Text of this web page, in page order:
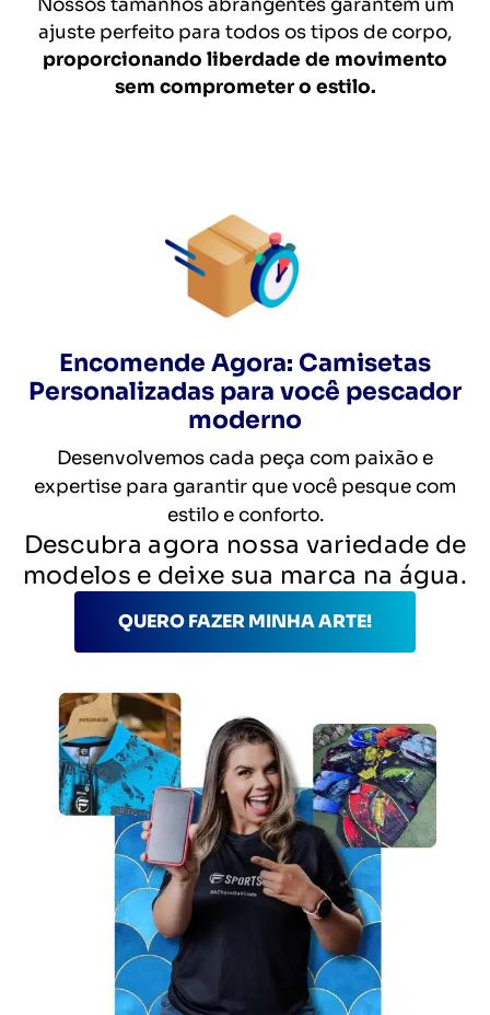
ajuste perfeito para todos os tipos de corpo,
proporcionando liberdade de movimento
sem comprometer o estilo.
Encomende Agora: Camisetas
Personalizadas para você pescador
moderno
Desenvolvemos cada peça com paixão e
expertise para garantir que você pesque com
estilo e conforto.
Descubra agora nossa variedade de
modelos e deixe sua marca na água.
QUERO FAZER MINHA ARTE!